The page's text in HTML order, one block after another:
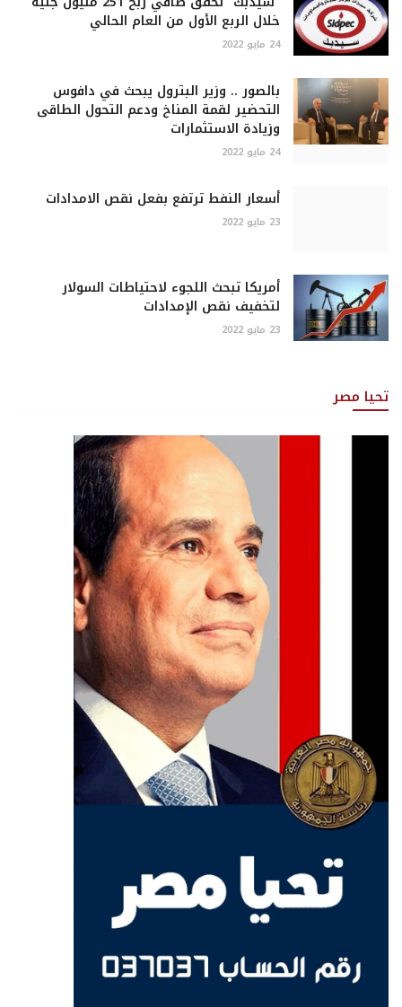
خلال الربع الأول من العام الحالي
24 مايو 2022
بالصور .. وزير البترول يبحث في دافوس
التحضير لقمة المناخ ودعم التحول الطاقى
وزيادة الاستثمارات
24 مايو 2022
أسعار النفط ترتفع بفعل نقص الامدادات
23 مايو 2022
أمريكا تبحث اللجوء لاحتياطات السولار
لتخفيف نقص الإمدادات
23 مايو 2022
تحيا مصر